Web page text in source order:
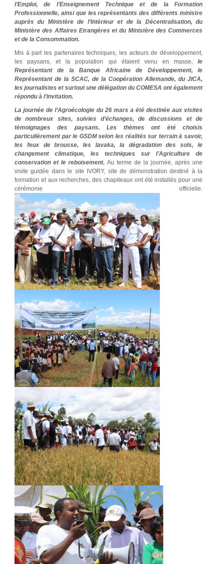
l’Emploi, de l’Enseignement Technique et de la Formation
Professionnelle, ainsi que les représentants des différents ministre
auprès du Ministère de l’Intérieur et de la Décentralisation, du
Ministère des Affaires Etrangères et du Ministère des Commerces
et de la Consommation.
Mis à part les partenaires techniques, les acteurs de développement,
les paysans, et la population qui étaient venu en masse, le
Représentant de la Banque Africaine de Développement, le
Représentant de la SCAC, de la Coopération Allemande, du JICA,
les journalistes et surtout une délégation du COMESA ont également
répondu à l’invitation.
La journée de l’Agroécologie du 26 mars a été destinée aux visites
de nombreux sites, suivies d’échanges, de discussions et de
témoignages des paysans. Les thèmes ont été choisis
particulièrement par le GSDM selon les réalités sur terrain à savoir,
les feux de brousse, les lavaka, la dégradation des sols, le
changement climatique, les techniques sur l’Agriculture de
conservation et le reboisement. Au terme de la journée, après une
visite guidée dans le site IVORY, site de démonstration destiné à la
formation et aux recherches, des chapiteaux ont été installés pour une
cérémonie officielle.